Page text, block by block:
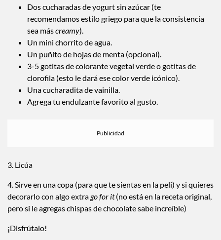
Dos cucharadas de yogurt sin azúcar (te
recomendamos estilo griego para que la consistencia
sea máscreamy).
Un mini chorrito de agua.
Un puñito de hojas de menta (opcional).
3-5 gotitas de colorante vegetal verde o gotitas de
clorofila (esto le dará ese color verde icónico).
Una cucharadita de vainilla.
Agrega tu endulzante favorito al gusto.
3. Licúa
4. Sirve en una copa (para que te sientas en la peli) y si quieres
decorarlo con algo extrago for it(no está en la receta original,
pero si le agregas chispas de chocolate sabe increíble)
¡Disfrútalo!